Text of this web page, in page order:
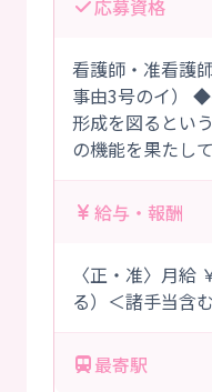
応募資格
看護師・准看護
事由3号のイ）
形成を図るとい
の機能を果たし
給与・報酬
〈正・准〉月
る）＜諸手当含
最寄駅